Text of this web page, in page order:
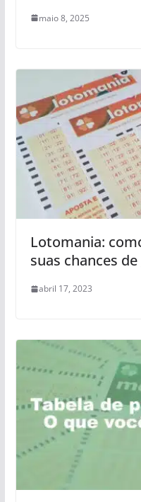
maio 8, 2025
Lotomania:
suas chances
abril 17, 2023